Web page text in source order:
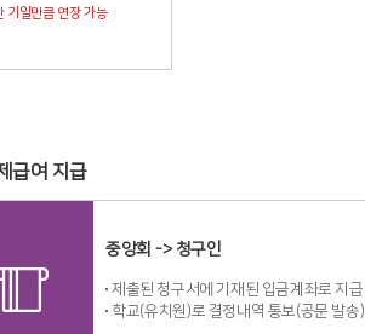
기일만큼 연장 가능
급여 지급
중앙회 -> 청구인
제출된 청구서에 기재된 입금계좌로 지급
학교(유치원)로 결정내역 통보(공문 발송)